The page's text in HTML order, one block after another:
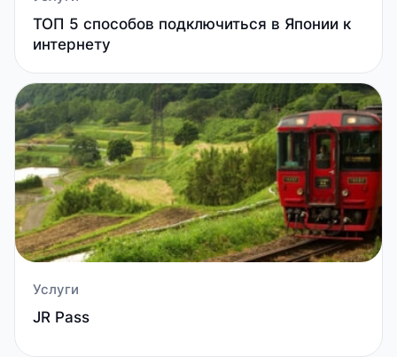
ТОП 5 способов подключиться в Японии к
интернету
Услуги
JR Pass